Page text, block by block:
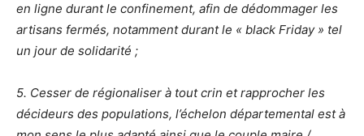
en ligne durant le confinement, afin de dédommager les
artisans fermés, notamment durant le « black Friday » tel
un jour de solidarité ;
5. Cesser de régionaliser à tout crin et rapprocher les
décideurs des populations, l’échelon départemental est à